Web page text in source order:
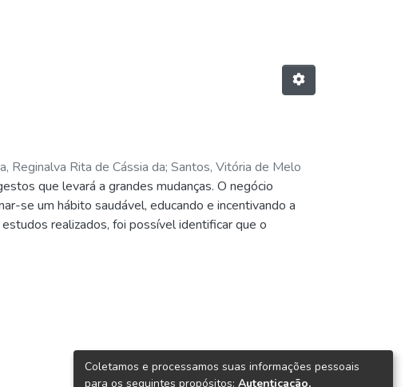
Reginalva Rita de Cássia da; Santos, Vitória de Melo
que levará a grandes mudanças. O negócio
se um hábito saudável, educando e incentivando a
realizados, foi possível identificar que o
um lugar mais limpo e organizado. Vimos à
Coletamos e processamos suas informações pessoais
para os seguintes propósitos: Autenticação,